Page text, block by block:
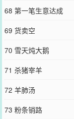
68 第一笔生意达成
69 货卖空
70 雪天炖大鹅
71 杀猪宰羊
72 羊肺汤
73 粉条销路